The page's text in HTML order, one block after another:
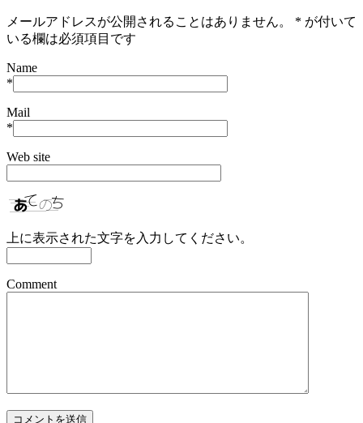
メールアドレスが公開されることはありません。 * が付いて
いる欄は必須項目です
Name
*
Mail
*
Web site
上に表示された文字を入力してください。
Comment